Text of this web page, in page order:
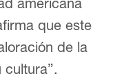
americana
que este
de la